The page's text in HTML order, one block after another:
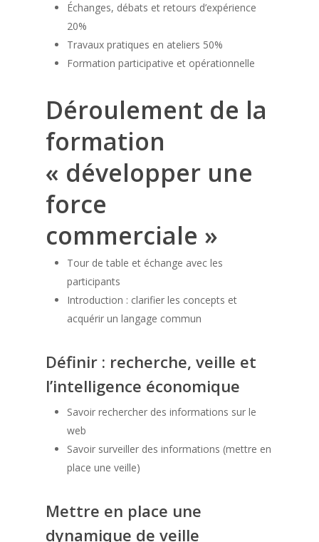
Échanges, débats et retours d’expérience
20%
Travaux pratiques en ateliers 50%
Formation participative et opérationnelle
Déroulement de la
formation
« développer une
force
commerciale »
Tour de table et échange avec les
participants
Introduction : clarifier les concepts et
acquérir un langage commun
Définir : recherche, veille et
l’intelligence économique
Savoir rechercher des informations sur le
web
Savoir surveiller des informations (mettre en
place une veille)
Mettre en place une
dynamique de veille